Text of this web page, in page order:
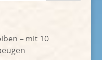
– mit 10